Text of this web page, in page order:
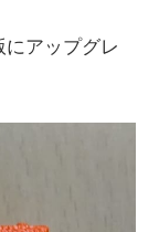
アップグレ